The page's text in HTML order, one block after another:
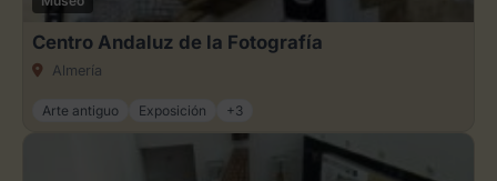
Centro Andaluz de la Fotografía
Almería
Arte antiguo Exposición +3